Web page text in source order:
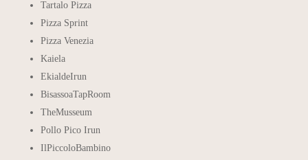
Tartalo Pizza
Pizza Sprint
Pizza Venezia
Kaiela
EkialdeIrun
BisassoaTapRoom
TheMusseum
Pollo Pico Irun
IlPiccoloBambino